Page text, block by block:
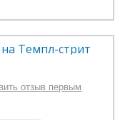
Темпл-стрит
отзыв первым